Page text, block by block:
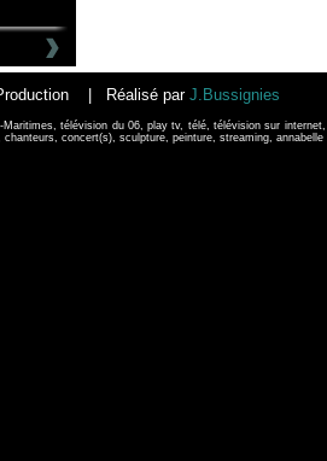
| Réalisé par J.Bussignies
télévision du 06, play tv, télé, télévision sur
concert(s), sculpture, peinture, streaming,